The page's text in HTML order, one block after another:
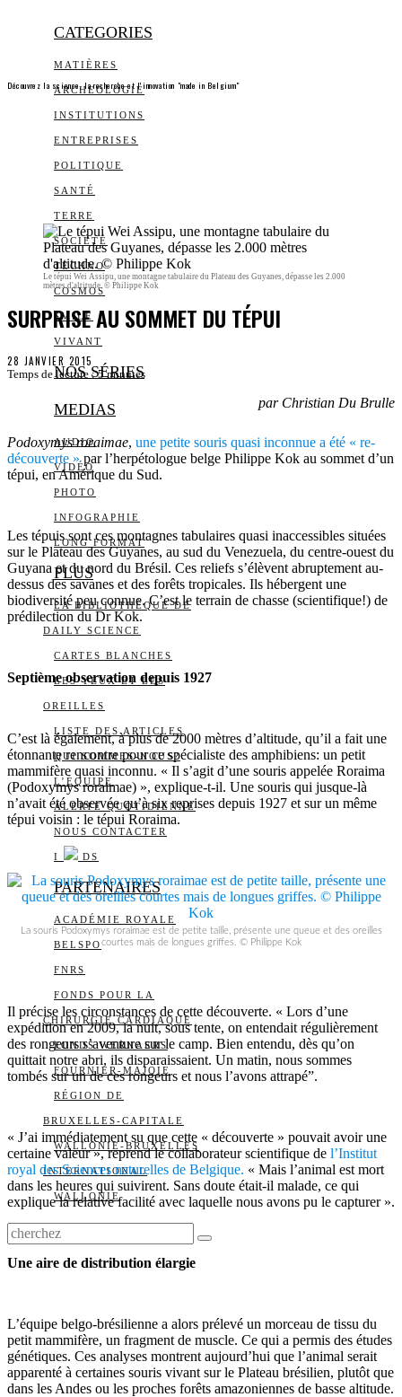
CATEGORIES
MATIÈRES
ARCHEOLOGIE
INSTITUTIONS
ENTREPRISES
POLITIQUE
SANTÉ
TERRE
SOCIÉTÉ
TECHNO
COSMOS
SMILE
VIVANT
NOS SÉRIES
MEDIAS
AUDIO
VIDÉO
PHOTO
INFOGRAPHIE
LONG FORMAT
PLUS
LA BIBLIOTHÈQUE DE
DAILY SCIENCE
CARTES BLANCHES
LES YEUX ET LES
OREILLES
LISTE DES ARTICLES
QUI SOMMES-NOUS?
L’ÉQUIPE
ALERTE QUOTIDIENNE
NOUS CONTACTER
I DS
PARTENAIRES
ACADÉMIE ROYALE
BELSPO
FNRS
FONDS POUR LA
CHIRURGIE CARDIAQUE
FONDS WERNAERS
FOURNIER-MAJOIE
RÉGION DE
BRUXELLES-CAPITALE
WALLONIE-BRUXELLES
INTERNATIONAL
WALLONIE
Découvrez la science, la recherche et l’innovation "made in Belgium"
Le tépui Wei Assipu, une montagne tabulaire du Plateau des Guyanes, dépasse les 2.000
mètres d'altitude. © Philippe Kok
SURPRISE AU SOMMET DU TÉPUI
28 JANVIER 2015
Temps de lecture :5 minutes
par Christian Du Brulle
Podoxymys roraimae, une petite souris quasi inconnue a été « re-
découverte »par l’herpétologue belge Philippe Kok au sommet d’un
tépui, en Amérique du Sud.
Les tépuis sont ces montagnes tabulaires quasi inaccessibles situées
sur le Plateau des Guyanes, au sud du Venezuela, du centre-ouest du
Guyana et du nord du Brésil. Ces reliefs s’élèvent abruptement au-
dessus des savanes et des forêts tropicales. Ils hébergent une
biodiversité peu connue. C’est le terrain de chasse (scientifique!) de
prédilection du Dr Kok.
Septième observation depuis 1927
C’est là également, à plus de 2000 mètres d’altitude, qu’il a fait une
étonnante rencontre pour ce spécialiste des amphibiens: un petit
mammifère quasi inconnu. « Il s’agit d’une souris appelée Roraima
(Podoxymys roraimae) », explique-t-il. Une souris qui jusque-là
n’avait été observée qu’à six reprises depuis 1927 et sur un même
tépui voisin : le tépui Roraima.
La souris Podoxymys roraimae est de petite taille, présente une queue et des oreilles
courtes mais de longues griffes. © Philippe Kok
Il précise les circonstances de cette découverte. « Lors d’une
expédition en 2009, la nuit, sous tente, on entendait régulièrement
des rongeurs s’aventure sur le camp. Bien entendu, dès qu’on
quittait notre abri, ils disparaissaient. Un matin, nous sommes
tombés sur un de ces rongeurs et nous l’avons attrapé”.
« J’ai immédiatement su que cette « découverte » pouvait avoir une
certaine valeur », reprend le collaborateur scientifique de l’Institut
royal des Sciences naturelles de Belgique. « Mais l’animal est mort
dans les heures qui suivirent. Sans doute était-il malade, ce qui
explique la relative facilité avec laquelle nous avons pu le capturer ».
Une aire de distribution élargie
L’équipe belgo-brésilienne a alors prélevé un morceau de tissu du
petit mammifère, un fragment de muscle. Ce qui a permis des études
génétiques. Ces analyses montrent aujourd’hui que l’animal serait
apparenté à certaines souris vivant sur le Plateau brésilien, plutôt que
dans les Andes ou les proches forêts amazoniennes de basse altitude.